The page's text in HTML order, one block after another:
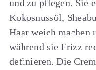
und zu pflegen. Sie
Kokosnussöl,
Haar weich machen
während sie Frizz
definieren. Die